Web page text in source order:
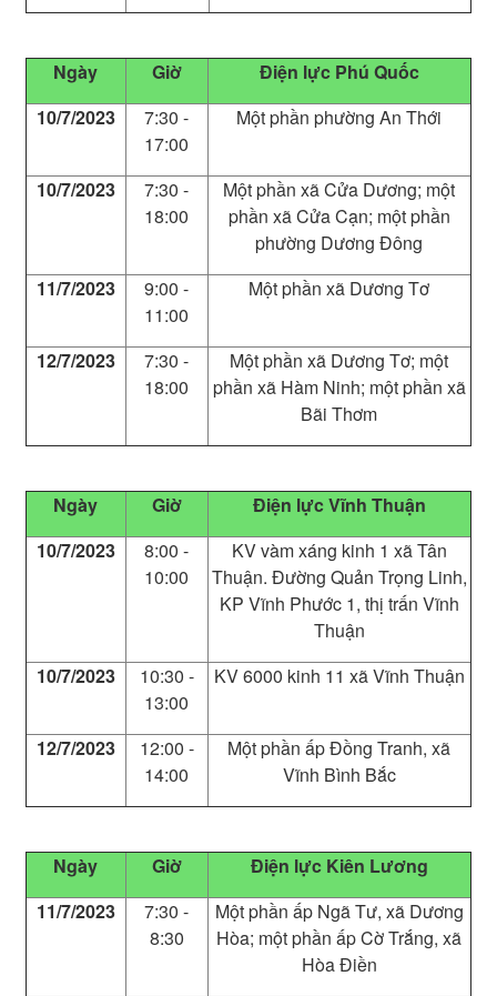
Ngày Giờ
Điện lực Phú Quốc
10/7/2023
7:30 -
17:00
Một phần phường An Thới
10/7/2023
7:30 -
18:00
Một phần xã Cửa Dương; một
phần xã Cửa Cạn; một phần
phường Dương Đông
11/7/2023
9:00 -
11:00
Một phần xã Dương Tơ
12/7/2023
7:30 -
18:00
Một phần xã Dương Tơ; một
phần xã Hàm Ninh; một phần xã
Bãi Thơm
Ngày Giờ
Điện lực Vĩnh Thuận
10/7/2023
8:00 -
10:00
KV vàm xáng kinh 1 xã Tân
Thuận. Đường Quản Trọng Linh,
KP Vĩnh Phước 1, thị trấn Vĩnh
Thuận
10/7/2023
10:30 -
13:00
KV 6000 kinh 11 xã Vĩnh Thuận
12/7/2023
12:00 -
14:00
Một phần ấp Đồng Tranh, xã
Vĩnh Bình Bắc
Ngày Giờ
Điện lực Kiên Lương
11/7/2023
7:30 -
8:30
Một phần ấp Ngã Tư, xã Dương
Hòa; một phần ấp Cờ Trắng, xã
Hòa Điền